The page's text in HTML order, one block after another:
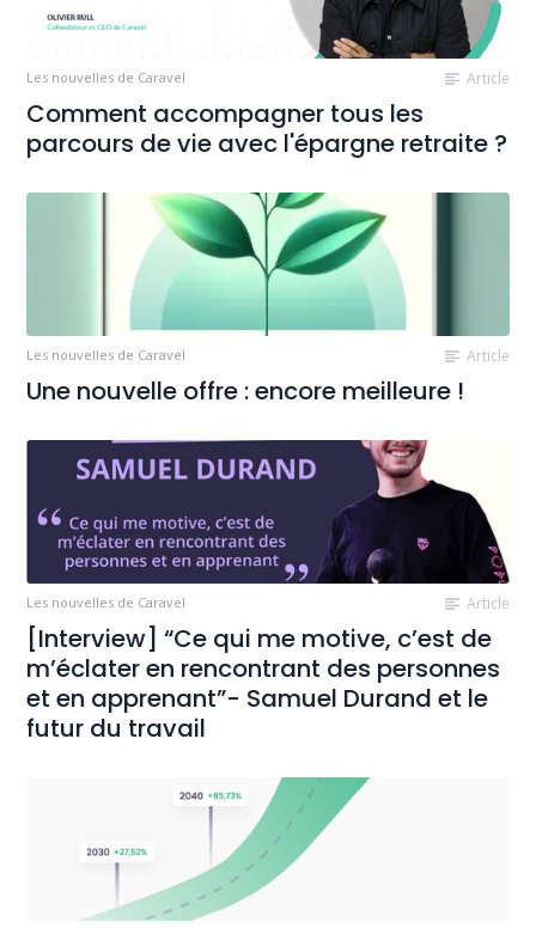
Les nouvelles de Caravel Article
Comment accompagner tous les
parcours de vie avec l'épargne retraite ?
Les nouvelles de Caravel Article
Une nouvelle offre : encore meilleure !
Les nouvelles de Caravel Article
[Interview] “Ce qui me motive, c’est de
m’éclater en rencontrant des personnes
et en apprenant”- Samuel Durand et le
futur du travail